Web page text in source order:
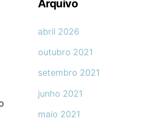
Arquivo
abril 2026
outubro 2021
setembro 2021
junho 2021
maio 2021